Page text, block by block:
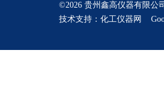
©2026 贵州鑫高仪器有限公
技术支持： 化工仪器网